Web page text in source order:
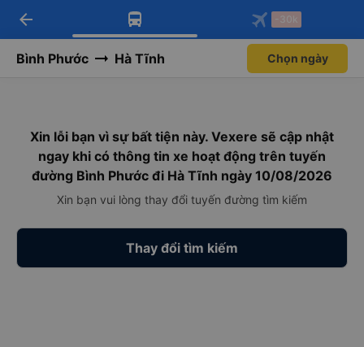
Tải app Vexere ngay!
Nhận ưu đãi thành viên độc
Mở app
Tải app Vexere
-30k/ghế khi đặt vé máy bay qua
Mở app
arrow_back -30k
Bình Phước Hà Tĩnh Chọn ngày
Xin lỗi bạn vì sự bất tiện này. Vexere sẽ cập nhật
ngay khi có thông tin xe hoạt động trên tuyến
đường Bình Phước đi Hà Tĩnh ngày 10/08/2026
Xin bạn vui lòng thay đổi tuyến đường tìm kiếm
Thay đổi tìm kiếm